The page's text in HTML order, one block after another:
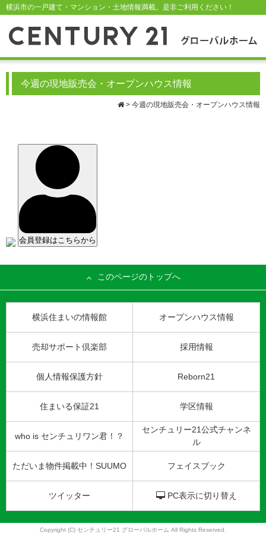
横浜市の一戸建て・マンション・土地情報満載。是非ご利用ください！
今週の現地販売会・オープンハウス情報
> 今週の現地販売会・オープンハウス情報
会員登録はこちらから
このページのトップへ
横浜住まいの情報館 オープンハウス情報
売却サポート倶楽部 採用情報
個人情報保護方針 Reborn21
住まいる保証21 学区情報
who is センチュリワン君！？
センチュリー21公式チャンネ
ル
ただいま物件掲載中！SUUMO フェイスブック
ツイッター PC表示に切り替え
Copyright (C) センチュリー21 グローバルホーム All Rights Reserved.